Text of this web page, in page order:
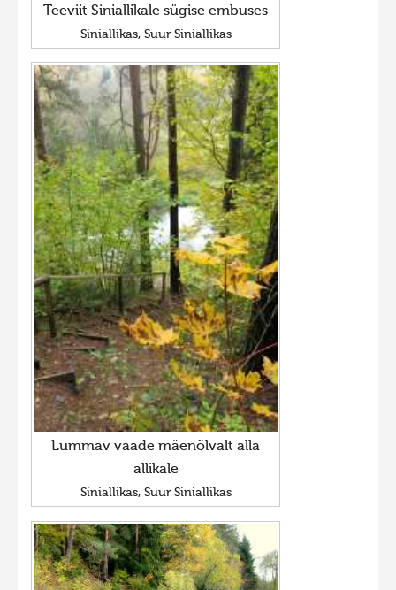
Teeviit Siniallikale sügise embuses
Siniallikas, Suur Siniallikas
Lummav vaade mäenõlvalt alla
allikale
Siniallikas, Suur Siniallikas